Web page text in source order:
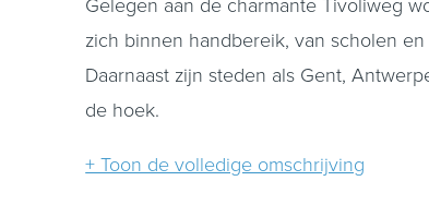
Gelegen aan de charmante Tivoliweg
zich binnen handbereik, van scholen
Daarnaast zijn steden als Gent,
de hoek.
Indeling:
+ Toon de volledige omschrijving